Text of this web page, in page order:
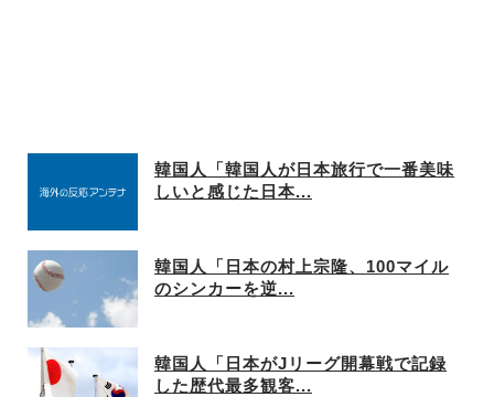
韓国人「韓国人が日本旅行で一番美味
しいと感じた日本...
韓国人「日本の村上宗隆、100マイル
のシンカーを逆...
韓国人「日本がJリーグ開幕戦で記録
した歴代最多観客...